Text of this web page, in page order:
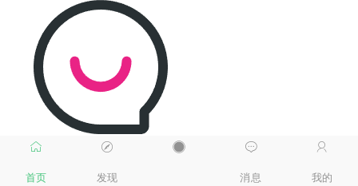
首页 发现 消息 我的
商家